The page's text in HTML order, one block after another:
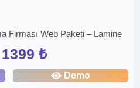
Firması Web Paketi – Lamine
1399 ₺
Demo